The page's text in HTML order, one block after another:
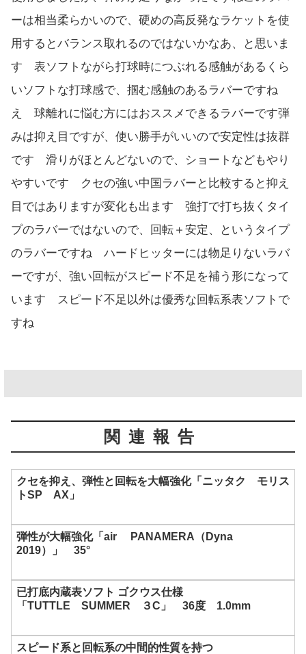
ーは相当柔らかいので、硬めの高反発なラケットを使
用するとバランス取れるのではないかなあ、と思いま
す 表ソフトながら打球時につぶれる感触があるくら
いソフトな打球感で、掴む感触のあるラバーですね
え 球離れに悩む方にはおススメできるラバーです弾
みは抑え目ですが、使い勝手がいいので安定性は抜群
です 滑りがほとんどないので、ショートなどもやり
やすいです クセの強い中国ラバーと比較すると抑え
目ではありますが変化も出ます 強打で打ち抜くタイ
プのラバーではないので、回転＋安定、というタイプ
のラバーですね ハードヒッターには物足りないラバ
ーですが、強い回転がスピード不足を補う形になって
います スピード不足以外は優秀な回転系表ソフトで
すね
関連報告
クセを抑え、弾性と回転を大幅強化「ニッタク モリス
トSP AX」
弾性が大幅強化「air PANAMERA（Dyna
2019）」 35°
已打底内蔵表ソフト ゴクウス仕様
「TUTTLE SUMMER ３C」 36度 1.0mm
スピード系と回転系の中間的性質を持つ